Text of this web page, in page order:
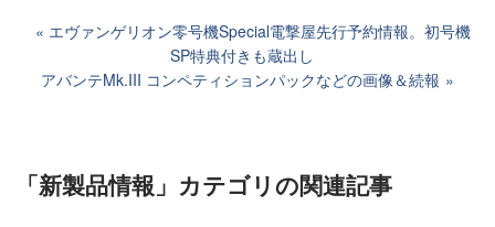
エヴァンゲリオン零号機Special電撃屋先行予約情報。初号機
SP特典付きも蔵出し
アバンテMk.III コンペティションパックなどの画像＆続報
「新製品情報」カテゴリの関連記事